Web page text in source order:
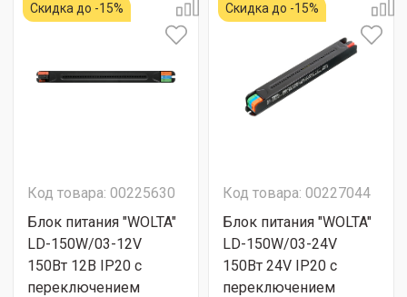
Скидка до -15%
Код товара: 00225630
Блок питания "WOLTA"
LD-150W/03-12V
150Вт 12В IP20 с
переключением
Скидка до -15%
Код товара: 00227044
Блок питания "WOLTA"
LD-150W/03-24V
150Вт 24V IP20 с
переключением